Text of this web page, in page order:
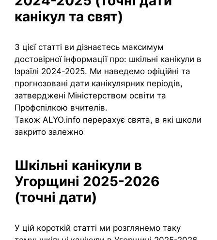
канікул та свят)
З цієї статті ви дізнаєтесь максимум
достовірної інформації про: шкільні канікули в
Ізраїлі 2024-2025. Ми наведемо офіційні та
прогнозовані дати канікулярних періодів,
затверджені Міністерством освіти та
Профспілкою вчителів.
Також ALYO.info перерахує свята, в які школи
закрито залежно
Шкільні канікули в
Угорщині 2025-2026
(точні дати)
У цій короткій статті ми розглянемо таку